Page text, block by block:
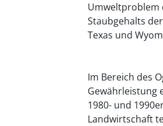
Umweltproblem
Staubgehalts
Texas und
Im Bereich des
Gewährleistung
1980- und
Landwirtschaft